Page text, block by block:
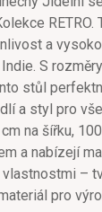
a
S
stůl
a styl pro
na šířku,
a nabízejí
–
pro